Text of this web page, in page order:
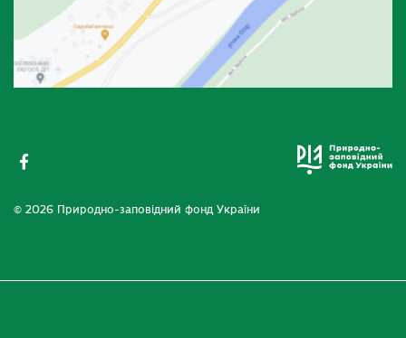
© 2026 Природно-заповідний фонд України